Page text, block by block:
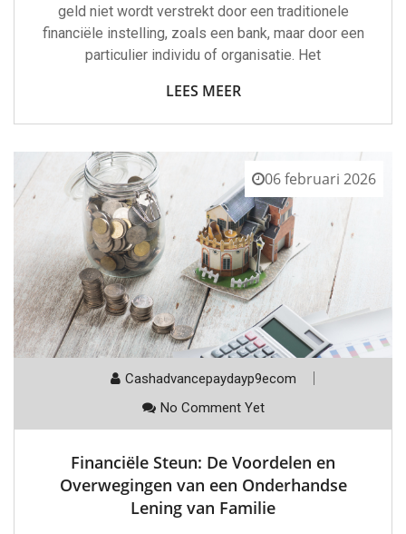
geld niet wordt verstrekt door een traditionele
financiële instelling, zoals een bank, maar door een
particulier individu of organisatie. Het
LEES MEER
06 februari 2026
Cashadvancepaydayp9ecom
No Comment Yet
Financiële Steun: De Voordelen en
Overwegingen van een Onderhandse
Lening van Familie